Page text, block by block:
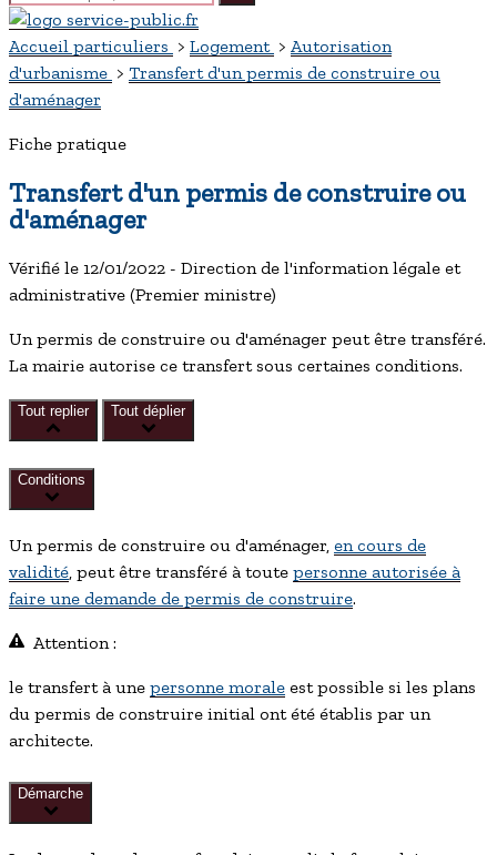
Accueil particuliers > Logement > Autorisation
d'urbanisme > Transfert d'un permis de construire ou
d'aménager
Fiche pratique
Transfert d'un permis de construire ou
d'aménager
Vérifié le 12/01/2022 - Direction de l'information légale et
administrative (Premier ministre)
Un permis de construire ou d'aménager peut être transféré.
La mairie autorise ce transfert sous certaines conditions.
Tout replier Tout déplier
Conditions
Un permis de construire ou d'aménager, en cours de
validité, peut être transféré à toute personne autorisée à
faire une demande de permis de construire.
Attention :
le transfert à une personne morale est possible si les plans
du permis de construire initial ont été établis par un
architecte.
Démarche